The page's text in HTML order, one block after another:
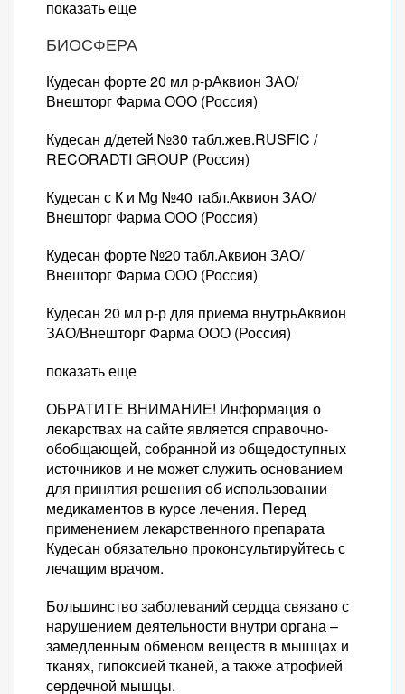
показать еще
БИОСФЕРА
Кудесан форте 20 мл р-рАквион ЗАО/
Внешторг Фарма ООО (Россия)
Кудесан д/детей №30 табл.жев.RUSFIC /
RECORADTI GROUP (Россия)
Кудесан с К и Mg №40 табл.Аквион ЗАО/
Внешторг Фарма ООО (Россия)
Кудесан форте №20 табл.Аквион ЗАО/
Внешторг Фарма ООО (Россия)
Кудесан 20 мл р-р для приема внутрьАквион
ЗАО/Внешторг Фарма ООО (Россия)
показать еще
ОБРАТИТЕ ВНИМАНИЕ! Информация о
лекарствах на сайте является справочно-
обобщающей, собранной из общедоступных
источников и не может служить основанием
для принятия решения об использовании
медикаментов в курсе лечения. Перед
применением лекарственного препарата
Кудесан обязательно проконсультируйтесь с
лечащим врачом.
Большинство заболеваний сердца связано с
нарушением деятельности внутри органа –
замедленным обменом веществ в мышцах и
тканях, гипоксией тканей, а также атрофией
сердечной мышцы.